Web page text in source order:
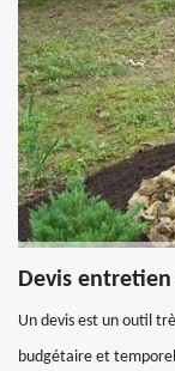
Devis
Un devis est un outil
budgétaire et